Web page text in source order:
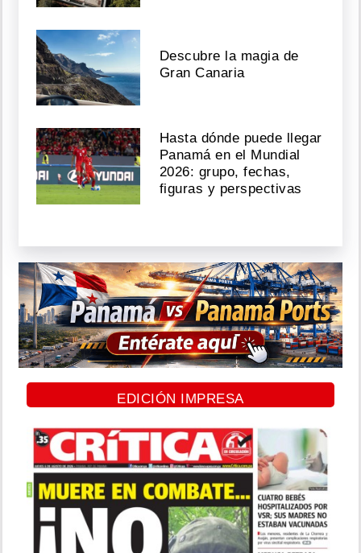
Descubre la magia de
Gran Canaria
Hasta dónde puede llegar
Panamá en el Mundial
2026: grupo, fechas,
figuras y perspectivas
EDICIÓN IMPRESA